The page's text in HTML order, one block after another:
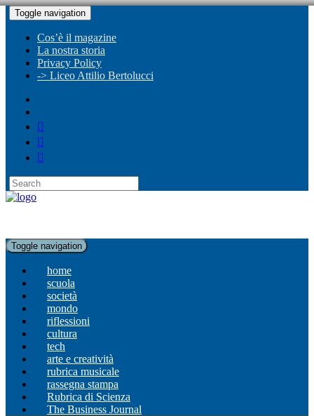
Toggle navigation
Cos’è il magazine
La nostra storia
Privacy Policy
-> Liceo Attilio Bertolucci
Toggle navigation
home
scuola
società
mondo
riflessioni
cultura
tech
arte e creatività
rubrica musicale
rassegna stampa
Rubrica di Scienza
The Business Journal